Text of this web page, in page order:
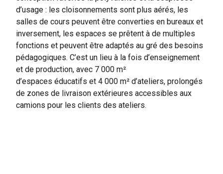
d’usage : les cloisonnements sont plus aérés, les
salles de cours peuvent être converties en bureaux et
inversement, les espaces se prêtent à de multiples
fonctions et peuvent être adaptés au gré des besoins
pédagogiques. C’est un lieu à la fois d’enseignement
et de production, avec 7 000 m²
d’espaces éducatifs et 4 000 m² d’ateliers, prolongés
de zones de livraison extérieures accessibles aux
camions pour les clients des ateliers.